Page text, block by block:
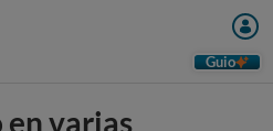
Guio
en varias